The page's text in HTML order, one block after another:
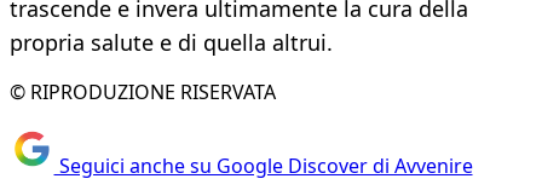
trascende e invera ultimamente la cura della
propria salute e di quella altrui.
© RIPRODUZIONE RISERVATA
Seguici anche su Google Discover di Avvenire